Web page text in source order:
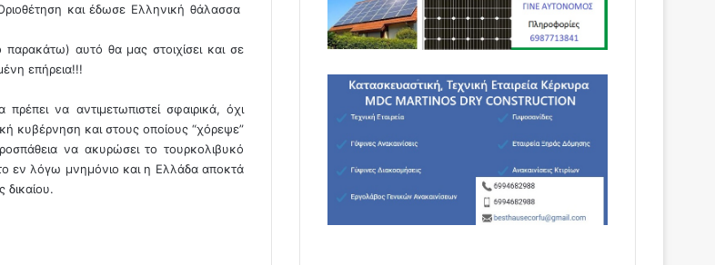
και έδωσε Ελληνική θάλασσα
αυτό θα μας στοιχίσει και σε
επήρεια!!!
να αντιμετωπιστεί σφαιρικά, όχι
κυβέρνηση και στους οποίους “χόρεψε”
να ακυρώσει το τουρκολιβυκό
εν λόγω μνημόνιο και η Ελλάδα αποκτά
δικαίου.